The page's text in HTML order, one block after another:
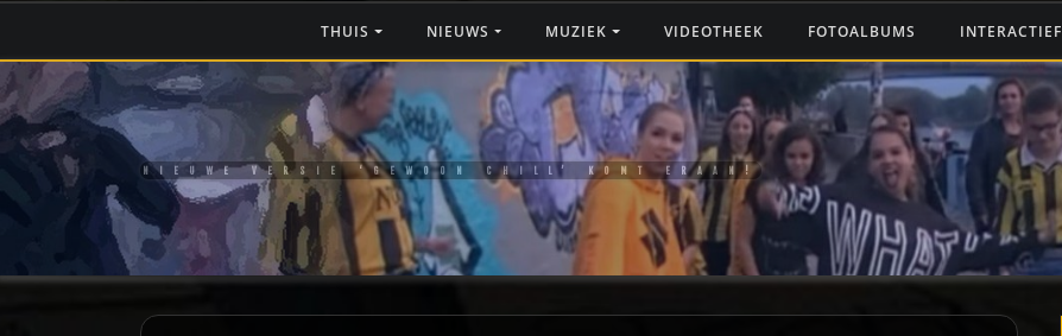
de
inhoud
THUIS NIEUWS MUZIEK VIDEOTHEEK FOTOALBUMS INTERACTIEF
NIEUWE VERSIE ‘GEWOON CHILL’ KOMT ERAAN!